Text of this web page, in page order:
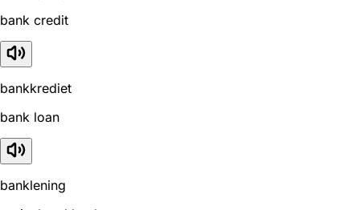
bank credit
bankkrediet
bank loan
banklening